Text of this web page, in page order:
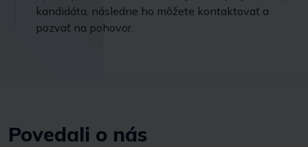
kandidáta, následne ho môžete kontaktovať a
pozvať na pohovor.
Povedali o nás